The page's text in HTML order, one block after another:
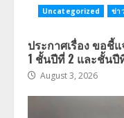
Uncategorized ข่า
ประกาศเรื่อง ขอชี้
1 ชั้นปีที่ 2 และชั้นปี
August 3, 2026